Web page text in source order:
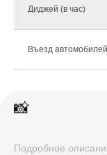
Диджей (в час)
Въезд
📸
Подробное